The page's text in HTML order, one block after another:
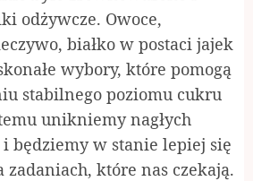
odżywcze. Owoce,
białko w postaci jajek
wybory, które pomogą
stabilnego poziomu cukru
unikniemy nagłych
będziemy w stanie lepiej się
które nas czekają.